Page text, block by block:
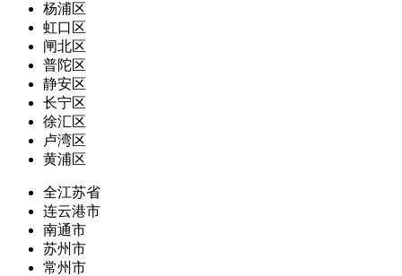
杨浦区
虹口区
闸北区
普陀区
静安区
长宁区
徐汇区
卢湾区
黄浦区
全江苏省
连云港市
南通市
苏州市
常州市